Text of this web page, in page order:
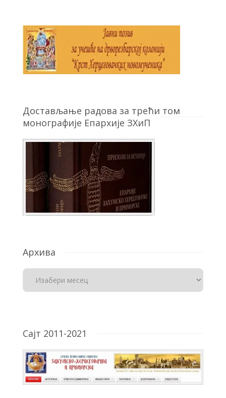
Достављање радова за трећи том
монографије Епархије ЗХиП
Архива
Сајт 2011-2021